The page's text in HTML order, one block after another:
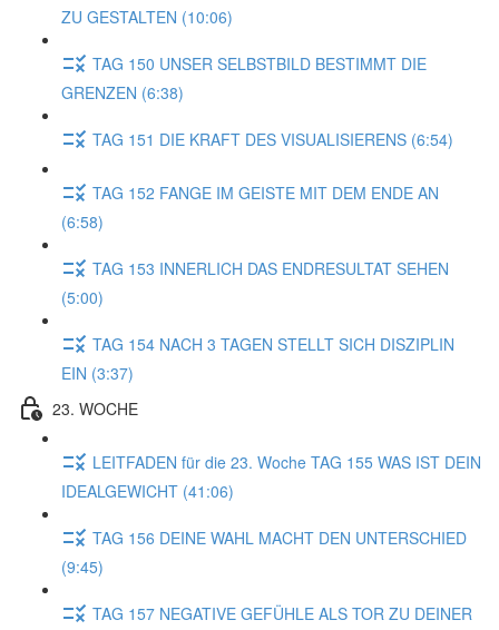
ZU GESTALTEN (10:06)
TAG 150 UNSER SELBSTBILD BESTIMMT DIE
GRENZEN (6:38)
TAG 151 DIE KRAFT DES VISUALISIERENS (6:54)
TAG 152 FANGE IM GEISTE MIT DEM ENDE AN
(6:58)
TAG 153 INNERLICH DAS ENDRESULTAT SEHEN
(5:00)
TAG 154 NACH 3 TAGEN STELLT SICH DISZIPLIN
EIN (3:37)
23. WOCHE
LEITFADEN für die 23. Woche TAG 155 WAS IST DEIN
IDEALGEWICHT (41:06)
TAG 156 DEINE WAHL MACHT DEN UNTERSCHIED
(9:45)
TAG 157 NEGATIVE GEFÜHLE ALS TOR ZU DEINER